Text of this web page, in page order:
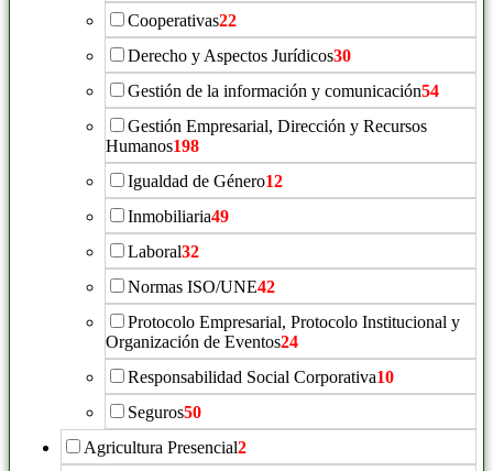
Cooperativas22
Derecho y Aspectos Jurídicos30
Gestión de la información y comunicación54
Gestión Empresarial, Dirección y Recursos
Humanos198
Igualdad de Género12
Inmobiliaria49
Laboral32
Normas ISO/UNE42
Protocolo Empresarial, Protocolo Institucional y
Organización de Eventos24
Responsabilidad Social Corporativa10
Seguros50
Agricultura Presencial2